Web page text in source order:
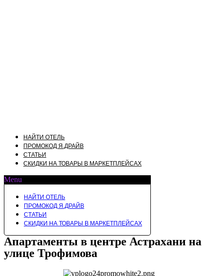
НАЙТИ ОТЕЛЬ
ПРОМОКОД Я.ДРАЙВ
СТАТЬИ
СКИДКИ НА ТОВАРЫ В МАРКЕТПЛЕЙСАХ
Menu
НАЙТИ ОТЕЛЬ
ПРОМОКОД Я.ДРАЙВ
СТАТЬИ
СКИДКИ НА ТОВАРЫ В МАРКЕТПЛЕЙСАХ
Апартаменты в центре Астрахани на
улице Трофимова